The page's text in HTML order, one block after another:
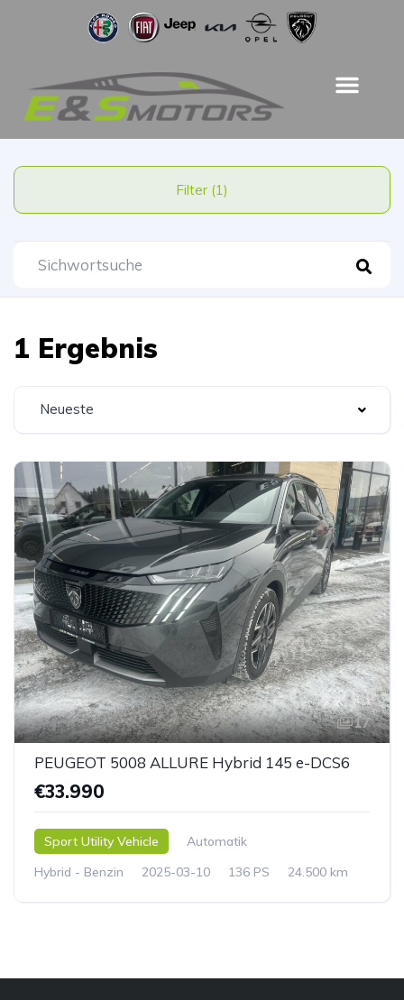
Filter (1)
1 Ergebnis
Neueste
17
PEUGEOT 5008 ALLURE Hybrid 145 e-DCS6
€33.990
Sport Utility Vehicle
Automatik
Hybrid - Benzin
2025-03-10 136 PS 24.500 km